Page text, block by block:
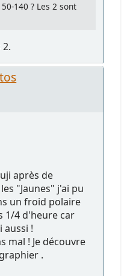
140 ? Les 2 sont
après de
"Jaunes" j'ai pu
un froid polaire
1/4 d'heure car
aussi !
mal ! Je découvre
.